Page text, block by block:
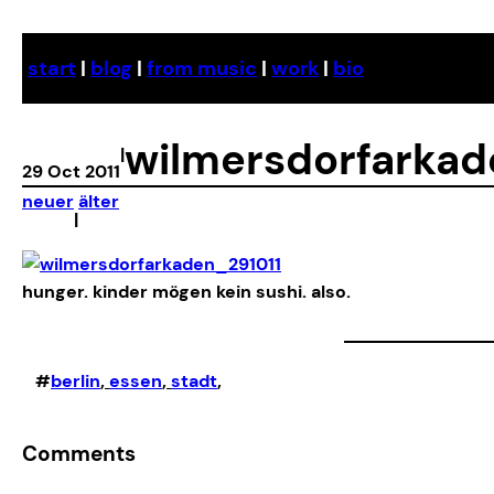
content
start | blog | from music | work | bio
29 Oct 2011
|
neuer
|
älter
hunger. kinder mögen kein sushi. also.
#berlin, essen, stadt,
Comments